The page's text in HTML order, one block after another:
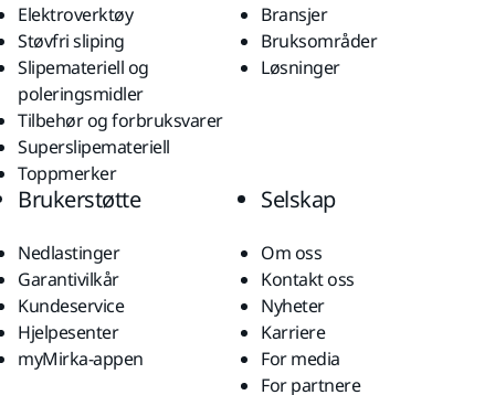
Elektroverktøy
Støvfri sliping
Slipemateriell og
poleringsmidler
Tilbehør og forbruksvarer
Superslipemateriell
Toppmerker
Bransjer
Bruksområder
Løsninger
Brukerstøtte
Nedlastinger
Garantivilkår
Kundeservice
Hjelpesenter
myMirka-appen
Selskap
Om oss
Kontakt oss
Nyheter
Karriere
For media
For partnere